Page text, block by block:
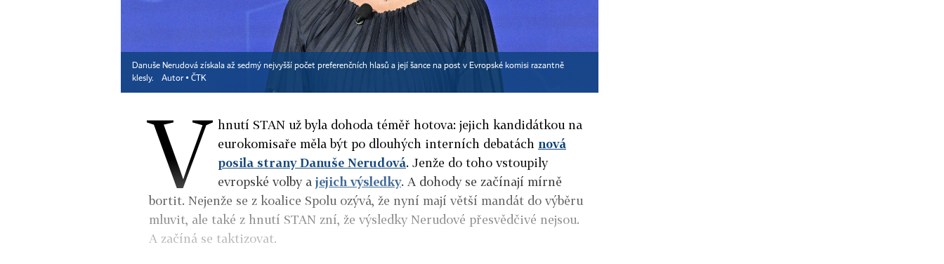
Danuše Nerudová získala až sedmý nejvyšší počet preferenčních hlasů a její šance na post v Evropské komisi razantně
klesly.
Autor ▪ ČTK
V hnutí STAN už byla dohoda téměř hotova: jejich kandidátkou na
eurokomisaře měla být po dlouhých interních debatách nová
posila strany Danuše Nerudová. Jenže do toho vstoupily
evropské volby a jejich výsledky. A dohody se začínají mírně
bortit. Nejenže se z koalice Spolu ozývá, že nyní mají větší mandát do výběru
mluvit, ale také z hnutí STAN zní, že výsledky Nerudové přesvědčivé nejsou.
A začíná se taktizovat.